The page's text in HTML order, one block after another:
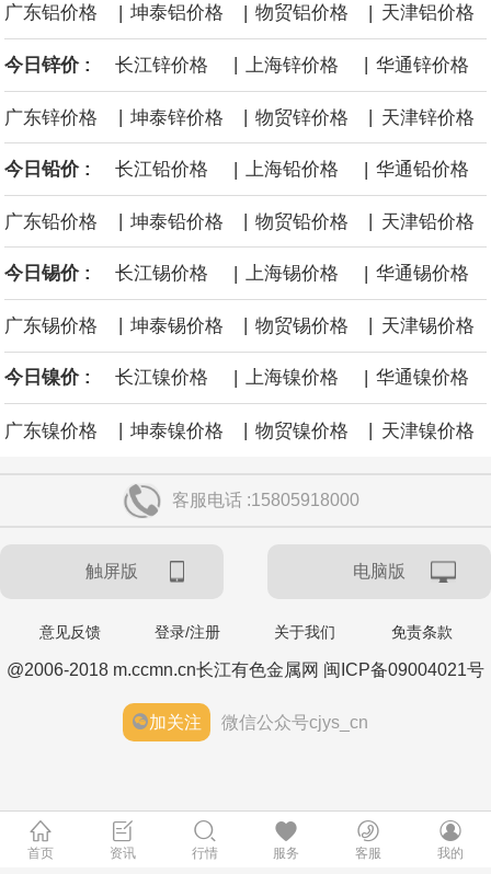
面战舰项目之一。 根据CBO的初步估算，首舰造价约234亿美元，
后续14艘平均每艘约180亿美元。
黄金价格有望录得自今年1月以来最大单周涨幅。油价走弱为金价提
令市场通胀预期下降，推动黄金价格从此前持续数周、位于4000美
元上方的盘整区间中进一步上涨。
广东铝价格 | 坤泰铝价格 | 物贸铝价格 | 天津铝价格
今日锌价 : 长江锌价格 上海锌价格 华通锌价格
广东锌价格 | 坤泰锌价格 | 物贸锌价格 | 天津锌价格
今日铅价 : 长江铅价格 | 上海铅价格 | 华通铅价格
广东铅价格 坤泰铅价格 物贸铅价格 天津铅价格
今日锡价 : 长江锡价格 | 上海锡价格 | 华通锡价格
广东锡价格 坤泰锡价格 物贸锡价格 天津锡价格
今日镍价 : 长江镍价格 | 上海镍价格 | 华通镍价格
广东镍价格 | 坤泰镍价格 | 物贸镍价格 | 天津镍价格
客服电话 :15805918000
触屏版 电脑版
意见反馈 登录/注册 关于我们 免责条款
@2006-2018 m.ccmn.cn长江有色金属网 闽ICP备09004021号
加关注 微信公众号cjys_cn
首页 资讯 行情 服务 客服 我的